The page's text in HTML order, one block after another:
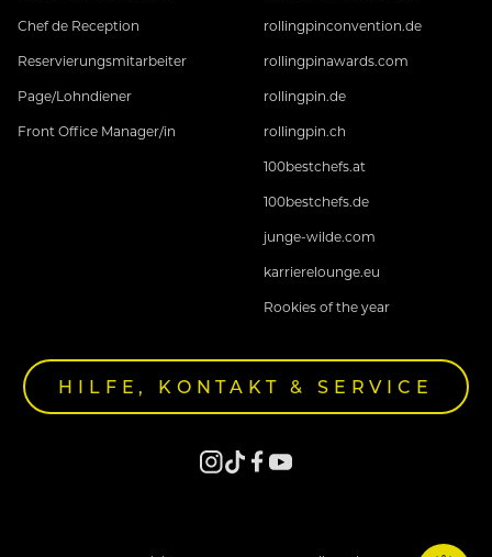
Chef de Reception
Reservierungsmitarbeiter
Page/Lohndiener
Front Office Manager/in
rollingpinconvention.de
rollingpinawards.com
rollingpin.de
rollingpin.ch
100bestchefs.at
100bestchefs.de
junge-wilde.com
karrierelounge.eu
Rookies of the year
HILFE, KONTAKT & SERVICE